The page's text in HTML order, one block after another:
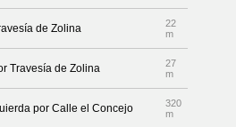
de Zolina
22
m
Travesía de Zolina
27
m
por Calle el Concejo
320
m